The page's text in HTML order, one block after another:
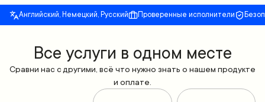
Английский, Немецкий, Русский Проверенные исполнители
Все yслуги в одном месте
Сравни нас с другими, всё что нужно знать о нашем продукте
и оплате.